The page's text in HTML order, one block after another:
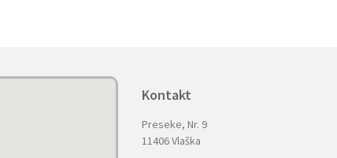
Kontakt
Preseke, Nr. 9
11406 Vlaška